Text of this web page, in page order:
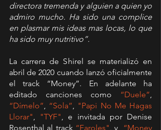
directora tremenda y alguien a quien yo
admiro mucho. Ha sido una complice
en plasmar mis ideas mas locas, lo que
ha sido muy nutritivo”.
La carrera de Shirel se materializó en
abril de 2020 cuando lanzó oficialmente
el track “Money”. En adelante ha
editado canciones como “Duele”
“Dímelo”, “Sola”, "Papi No Me Hagas
Llorar", "TYF", e invitada por Denise
Rosenthal al track “Faroles", y “Money